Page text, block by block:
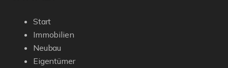
Start
Immobilien
Neubau
Eigentümer